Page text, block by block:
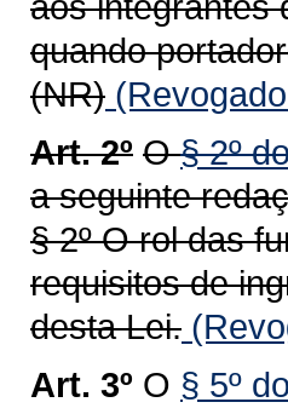
quando
(NR)
Art. 2º O§ 2º
a seguinte
§ 2º O rol das
requisitos de
desta Lei.
Art. 3º O § 5º